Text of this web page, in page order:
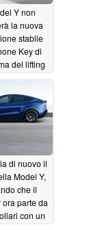
Y non
la nuova
stabile
Key di
del lifting
02/09/2024
di nuovo il
Model Y,
che il
parte da
con un